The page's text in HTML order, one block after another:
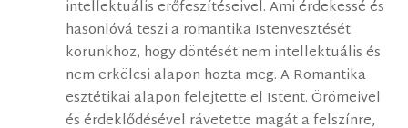
intellektuális erőfeszítéseivel. Ami érdekessé és
hasonlóvá teszi a romantika Istenvesztését
korunkhoz, hogy döntését nem intellektuális és
nem erkölcsi alapon hozta meg. A Romantika
esztétikai alapon felejtette el Istent. Örömeivel
és érdeklődésével rávetette magát a felszínre,